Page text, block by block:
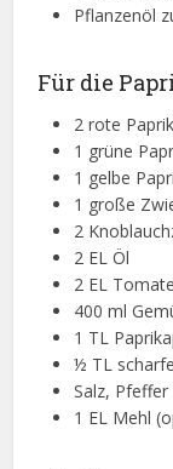
Pflanzenöl
Für die
2 rote
1 grüne
1 gelbe
1 große
2
2 EL Öl
2 EL
400 ml
1 TL
½ TL
Salz, Pfeffer
1 EL Mehl